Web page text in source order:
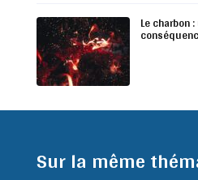
Le charbon
Sur la même